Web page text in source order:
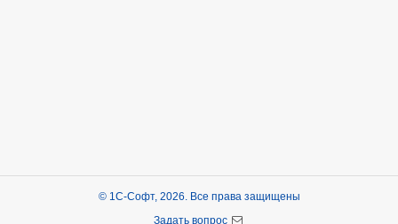
© 1С-Софт, 2026. Все права защищены
Задать вопрос